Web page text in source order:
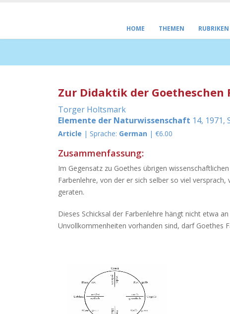
HOME THEMEN RUBRIKEN
Zur Didaktik der Goetheschen
Torger Holtsmark
Elemente der Naturwissenschaft 14, 1971,
Article | Sprache: German | €6.00
Zusammenfassung:
Im Gegensatz zu Goethes übrigen
Farbenlehre, von der er sich selber so viel
geraten.
Dieses Schicksal der Farbenlehre hängt nicht etwa
Unvollkommenheiten vorhanden sind, darf Goethes